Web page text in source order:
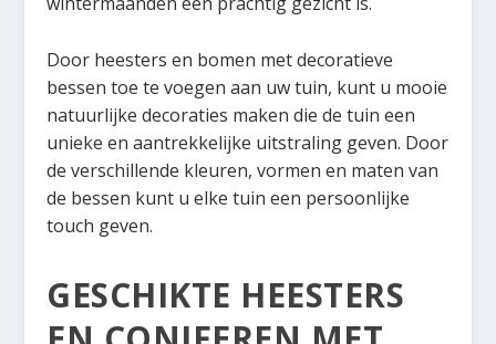
Door heesters en bomen met decoratieve
bessen toe te voegen aan uw tuin, kunt u mooie
natuurlijke decoraties maken die de tuin een
unieke en aantrekkelijke uitstraling geven. Door
de verschillende kleuren, vormen en maten van
de bessen kunt u elke tuin een persoonlijke
touch geven.
GESCHIKTE HEESTERS